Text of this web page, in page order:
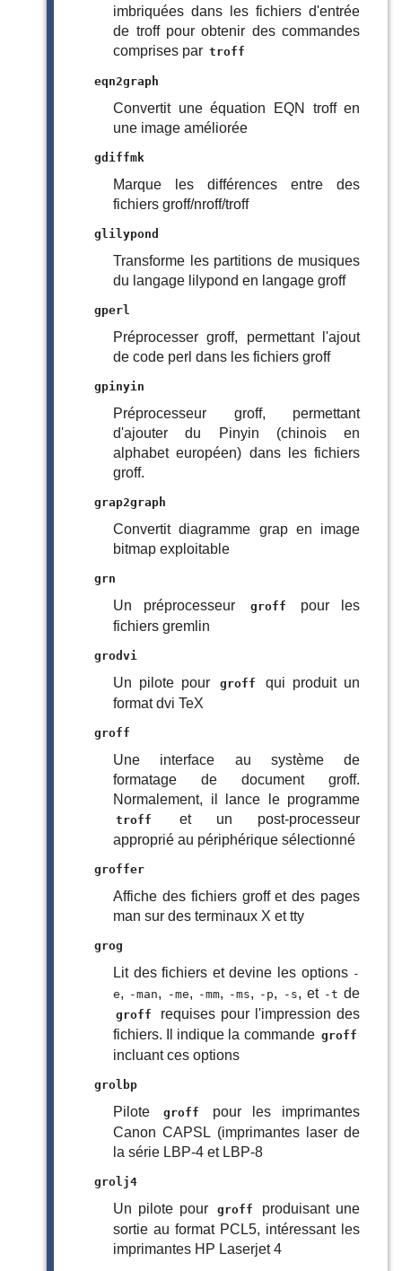
imbriquées dans les fichiers d'entrée
de troff pour obtenir des commandes
comprises par troff
eqn2graph
Convertit une équation EQN troff en
une image améliorée
gdiffmk
Marque les différences entre des
fichiers groff/nroff/troff
glilypond
Transforme les partitions de musiques
du langage lilypond en langage groff
gperl
Préprocesser groff, permettant l'ajout
de code perl dans les fichiers groff
gpinyin
Préprocesseur groff, permettant
d'ajouter du Pinyin (chinois en
alphabet européen) dans les fichiers
groff.
grap2graph
Convertit diagramme grap en image
bitmap exploitable
grn
Un préprocesseur groff
pour les
fichiers gremlin
grodvi
Un pilote pour groff
qui produit un
format dvi TeX
groff
Une interface au système de
formatage de document groff.
Normalement, il lance le programme
troff
et un post-processeur
approprié au périphérique sélectionné
groffer
Affiche des fichiers groff et des pages
man sur des terminaux X et tty
grog
Lit des fichiers et devine les options -
e, -man, -me, -mm, -ms, -p, -s, et -t de
groff
requises pour l'impression des
fichiers. Il indique la commande groff
incluant ces options
grolbp
Pilote groff
pour les imprimantes
Canon CAPSL (imprimantes laser de
la série LBP-4 et LBP-8
grolj4
Un pilote pour groff
produisant une
sortie au format PCL5, intéressant les
imprimantes HP Laserjet 4